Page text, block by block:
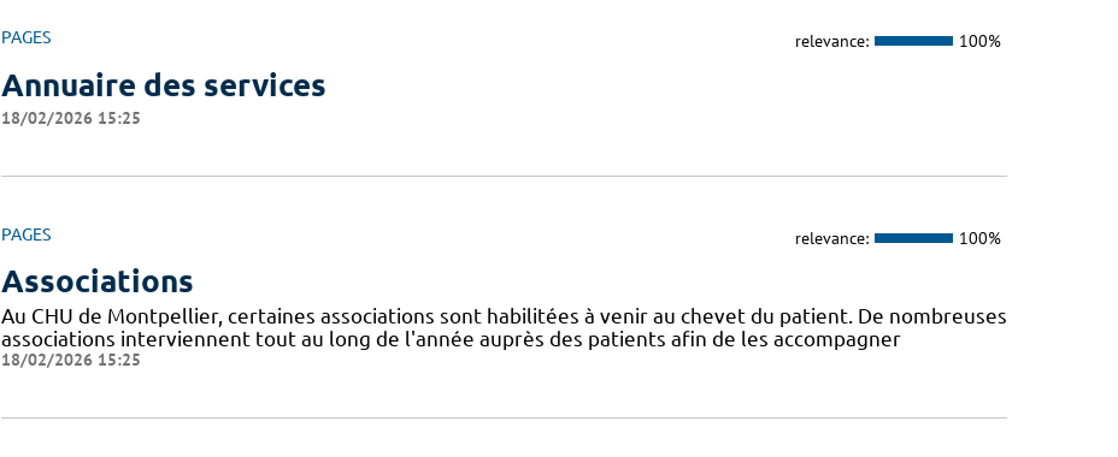
PAGES relevance: 100%
Annuaire des services
18/02/2026 15:25
PAGES relevance: 100%
Associations
Au CHU de Montpellier, certaines associations sont habilitées à venir au chevet du patient. De nombreuses
associations interviennent tout au long de l'année auprès des patients afin de les accompagner
18/02/2026 15:25